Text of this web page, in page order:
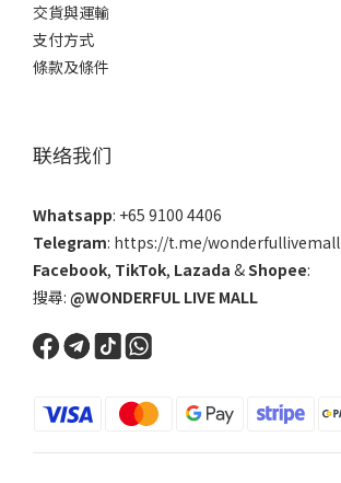
交貨與運輸
支付方式
條款及條件
联络我们
Whatsapp: +65 9100 4406
Telegram: https://t.me/wonderfullivemall
Facebook, TikTok, Lazada &Shopee:
搜尋: @WONDERFUL LIVE MALL